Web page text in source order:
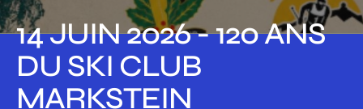
ANS
30 AVRIL 2026 -
REMISE DE
RÉCOMPENSE